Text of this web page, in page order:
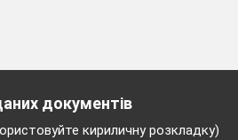
документів
кириличну розкладку)